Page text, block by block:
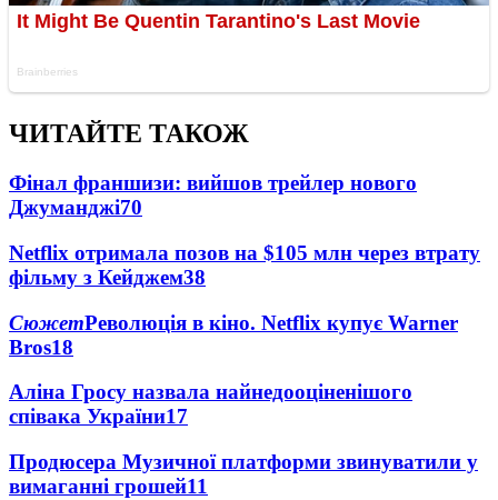
ЧИТАЙТЕ ТАКОЖ
Фінал франшизи: вийшов трейлер нового
Джуманджі70
Netflix отримала позов на $105 млн через втрату
фільму з Кейджем38
СюжетРеволюція в кіно. Netflix купує Warner
Bros18
Аліна Гросу назвала найнедооціненішого
співака України17
Продюсера Музичної платформи звинуватили у
вимаганні грошей11